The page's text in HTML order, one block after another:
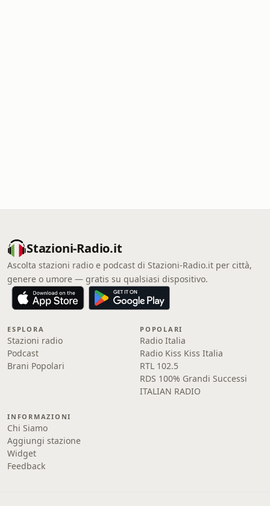
Stazioni-Radio.it
Ascolta stazioni radio e podcast di Stazioni-Radio.it per città,
genere o umore — gratis su qualsiasi dispositivo.
ESPLORA
Stazioni radio
Podcast
Brani Popolari
POPOLARI
Radio Italia
Radio Kiss Kiss Italia
RTL 102.5
RDS 100% Grandi Successi
ITALIAN RADIO
INFORMAZIONI
Chi Siamo
Aggiungi stazione
Widget
Feedback